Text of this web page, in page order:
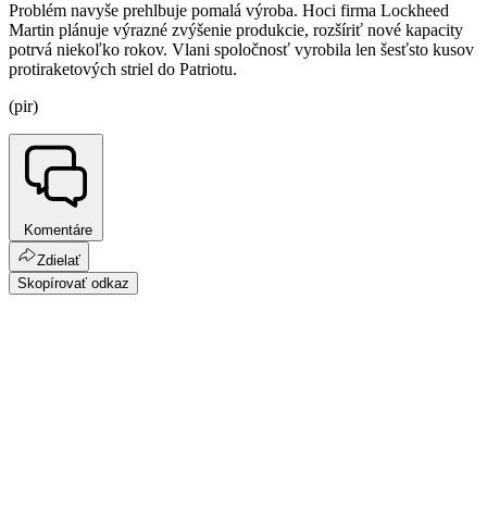
Problém navyše prehlbuje pomalá výroba. Hoci firma Lockheed
Martin plánuje výrazné zvýšenie produkcie, rozšíriť nové kapacity
potrvá niekoľko rokov. Vlani spoločnosť vyrobila len šesťsto kusov
protiraketových striel do Patriotu.
(pir)
Komentáre
Zdielať
Skopírovať odkaz